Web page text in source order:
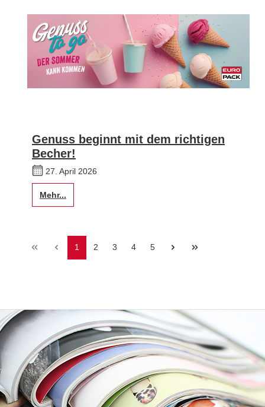
Genuss beginnt mit dem richtigen
Becher!
27. April 2026
Mehr...
1 2 3 4 5